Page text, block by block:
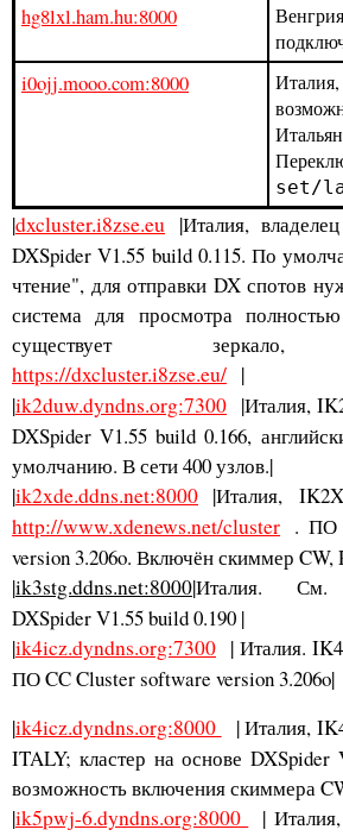
hg8lxl.ham.hu:8000
i0ojj.mooo.com:8000
set/
|dxcluster.i8zse.eu |Италия,
DXSpider V1.55 build 0.115. По
чтение", для отправки DX спотов
система для просмотра
существует зеркало,
https://dxcluster.i8zse.eu/ |
|ik2duw.dyndns.org:7300 |Италия,
DXSpider V1.55 build 0.166,
умолчанию. В сети 400 узлов.|
|ik2xde.ddns.net:8000 |Италия,
http://www.xdenews.net/cluster . ПО
version 3.206o. Включён скиммер CW,
|ik3stg.ddns.net:8000|Италия.
DXSpider V1.55 build 0.190 |
|ik4icz.dyndns.org:7300 | Италия.
ПО CC Cluster software version 3.206o|
|ik4icz.dyndns.org:8000
| Италия,
ITALY; кластер на основе DXSpider
возможность включения скиммера
|ik5pwj-6.dyndns.org:8000
|